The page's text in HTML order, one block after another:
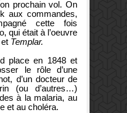
prochain vol. On
aux commandes,
cette fois
qui était à l’oeuvre
et Templar.
place en 1848 et
le rôle d’une
d’un docteur de
(ou d’autres…)
à la malaria, au
et au choléra.